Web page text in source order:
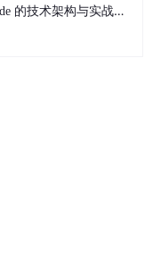
技术架构与实战应用